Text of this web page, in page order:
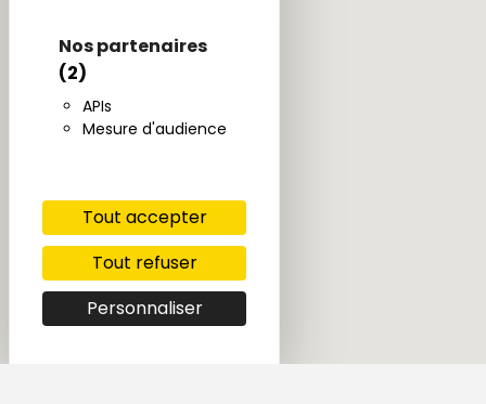
Nos partenaires
(2)
APIs
Mesure d'audience
Tout accepter
Tout refuser
Personnaliser